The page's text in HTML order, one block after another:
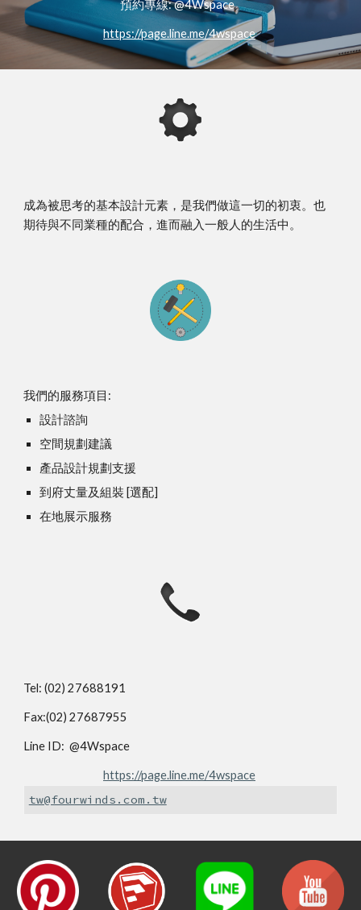
預約專線: @4Wspace
https://page.line.me/4wspace
成為被思考的基本設計元素，是我們做這一切的初衷。也
期待與不同業種的配合，進而融入一般人的生活中。
我們的服務項目:
設計諮詢
空間規劃建議
產品設計規劃支援
到府丈量及組裝 [選配]
在地展示服務
Tel: (02) 27688191
Fax:(02) 27687955
Line ID: @4Wspace
https://page.line.me/4wspace
tw@fourwinds.com.tw